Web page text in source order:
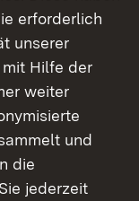
verschiedenen
von der
Baupläne
erforderlich
unserer
mit Hilfe der
weiter
und
die
jederzeit